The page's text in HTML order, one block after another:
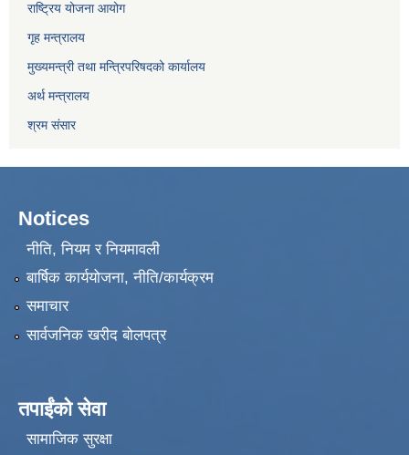
राष्ट्रिय योजना आयोग
गृह मन्त्रालय
मुख्यमन्त्री तथा मन्त्रिपरिषदको कार्यालय
अर्थ मन्त्रालय
श्रम संसार
Notices
नीति, नियम र नियमावली
बार्षिक कार्ययोजना, नीति/कार्यक्रम
समाचार
सार्वजनिक खरीद बोलपत्र
तपाईंको सेवा
सामाजिक सुरक्षा